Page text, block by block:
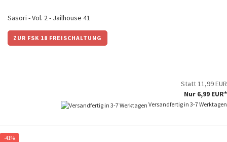
Sasori - Vol. 2 - Jailhouse 41
ZUR FSK 18 FREISCHALTUNG
Statt 11,99 EUR
Nur 6,99 EUR*
Versandfertig in 3-7 Werktagen
-41%